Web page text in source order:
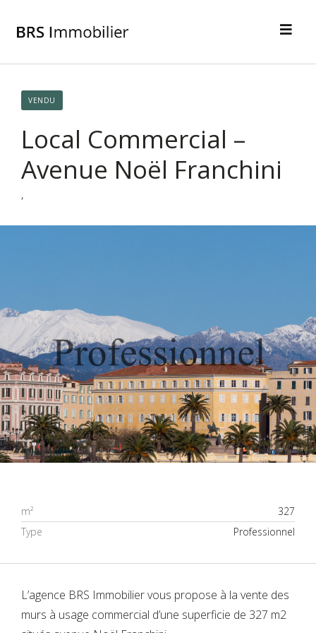
VENDU
Local Commercial –
Avenue Noël Franchini
,
m²
327
Type
Professionnel
L’agence BRS Immobilier vous propose à la vente des
murs à usage commercial d’une superficie de 327 m2